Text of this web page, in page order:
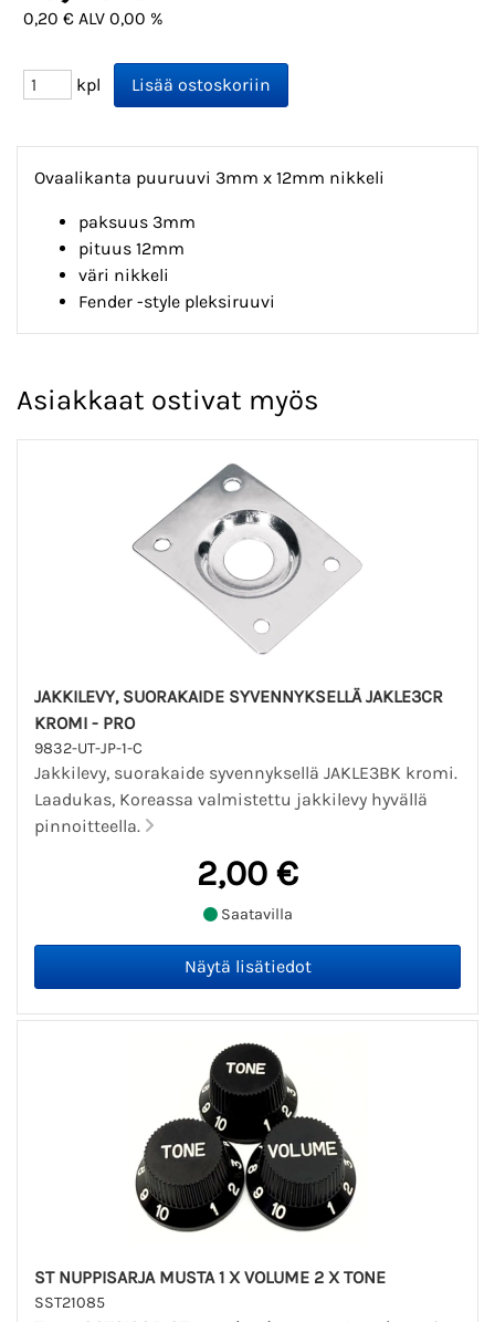
0,20 € ALV 0,00 %
kpl
Ovaalikanta puuruuvi 3mm x 12mm nikkeli
paksuus 3mm
pituus 12mm
väri nikkeli
Fender -style pleksiruuvi
Asiakkaat ostivat myös
JAKKILEVY, SUORAKAIDE SYVENNYKSELLÄ JAKLE3CR
KROMI - PRO
9832-UT-JP-1-C
Jakkilevy, suorakaide syvennyksellä JAKLE3BK kromi.
Laadukas, Koreassa valmistettu jakkilevy hyvällä
pinnoitteella.
2,00 €
Saatavilla
ST NUPPISARJA MUSTA 1 X VOLUME 2 X TONE
SST21085